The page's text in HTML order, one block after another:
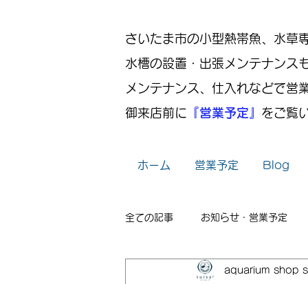
さいたま市の小型熱帯魚
水槽の設置・出張メンテナンス
メンテナンス、仕入れなどで営
御来店前に 『営業予定』 をご覧
ホーム 営業予定 Blog
全ての記事 お知らせ・営業予定
レイアウト 出張メンテナンス
aquarium shop